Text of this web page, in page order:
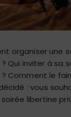
organiser une
Qui inviter à sa
? Comment le
: vous
libertine